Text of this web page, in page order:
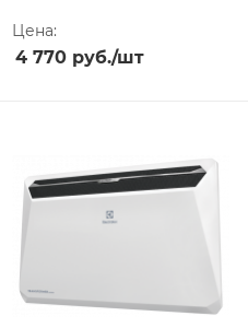
Цена:
4 770руб./шт